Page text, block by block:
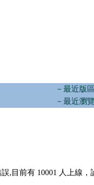
－最近版
－最近瀏
,目前有 10001 人上線